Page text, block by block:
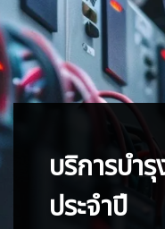
บริการบำ
ประจำปี